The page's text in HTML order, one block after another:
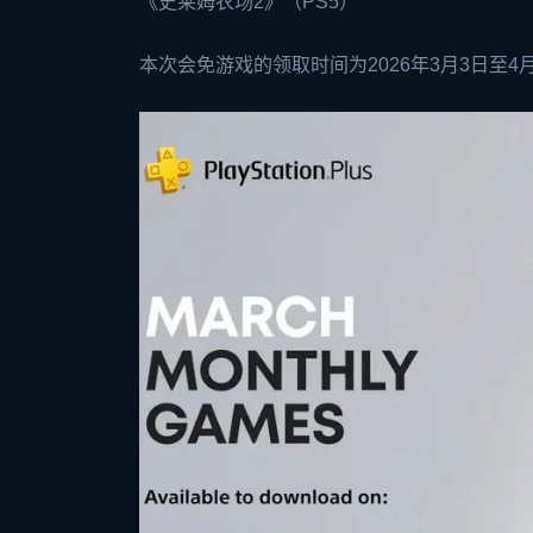
本次会免游戏的领取时间为2026年3月3日至4